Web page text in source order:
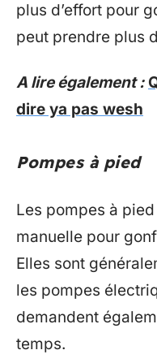
plus d’effort pour
peut prendre plus
A lire également :
dire ya pas wesh
Pompes à pied
Les pompes à
manuelle pour
Elles sont
les pompes
demandent
temps.